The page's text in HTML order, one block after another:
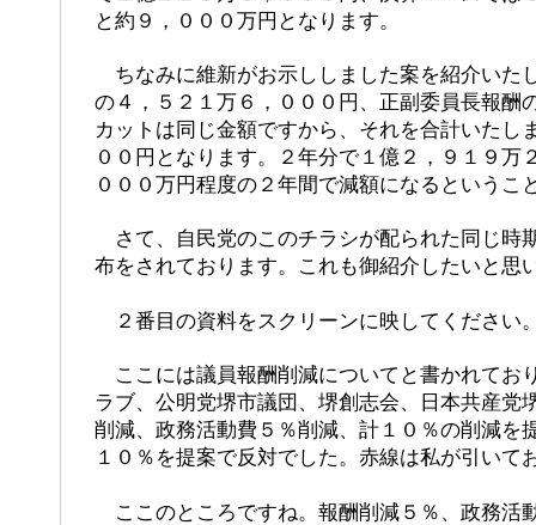
と約９，０００万円となります。
ちなみに維新がお示ししました案を紹介いた
の４，５２１万６，０００円、正副委員長報酬
カットは同じ金額ですから、それを合計いたし
００円となります。２年分で１億２，９１９万
０００万円程度の２年間で減額になるというこ
さて、自民党のこのチラシが配られた同じ時
布をされております。これも御紹介したいと思
２番目の資料をスクリーンに映してください
ここには議員報酬削減についてと書かれてお
ラブ、公明党堺市議団、堺創志会、日本共産党
削減、政務活動費５％削減、計１０％の削減を
１０％を提案で反対でした。赤線は私が引いて
ここのところですね。報酬削減５％、政務活